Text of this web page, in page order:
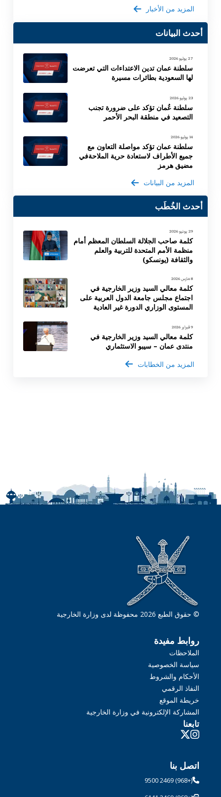
المزيد من الأخبار
أحدث البيانات
27 يوليو 2026
سلطنة عمان تدين الاعتداءات التي تعرضت
لها السعودية بطائرات مسيرة
23 يوليو 2026
سلطنة عُمان تؤكد على ضرورة تجنب
التصعيد في منطقة البحر الأحمر
14 يوليو 2026
سلطنة عمان تؤكد مواصلة التعاون مع
جميع الأطراف لاستعادة حرية الملاحةفي
مضيق هرمز
المزيد من البيانات
أحدث الخُطَب
29 يونيو 2026
كلمة صاحب الجلالة السلطان المعظم أمام
منظمة الأمم المتحدة للتربية والعلم
والثقافة (يونسكو)
8 مارس 2026
كلمة معالي السيد وزير الخارجية في
اجتماع مجلس جامعة الدول العربية على
المستوى الوزاري الدورة غير العادية
9 فبراير 2026
كلمة معالي السيد وزير الخارجية في
منتدى عمان – سيبو الاستثماري
المزيد من الخطابات
© حقوق الطبع 2026 محفوظة لدى وزارة الخارجية
روابط مفيدة
الملاحظات
سياسة الخصوصية
الأحكام والشروط
النفاذ الرقمي
خريطة الموقع
المشاركة الإلكترونية في وزارة الخارجية
تابعنا
اتصل بنا
(+968) 2469 9500